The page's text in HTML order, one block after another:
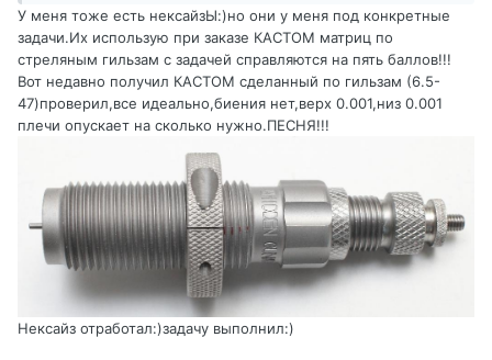
У меня тоже есть нексайзЫ:)но они у меня под конкретные
задачи.Их использую при заказе КАСТОМ матриц по
стреляным гильзам с задачей справляются на пять баллов!!!
Вот недавно получил КАСТОМ сделанный по гильзам (6.5-
47)проверил,все идеально,биения нет,верх 0.001,низ 0.001
плечи опускает на сколько нужно.ПЕСНЯ!!!
Нексайз отработал:)задачу выполнил:)